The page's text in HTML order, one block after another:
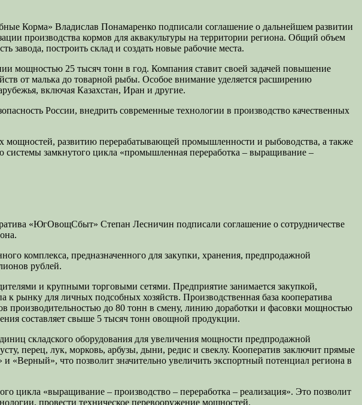
Корма» Владислав Понамаренко подписали соглашение о дальнейшем развитии
производства кормов для аквакультуры на территории региона. Общий объем
завода, построить склад и создать новые рабочие места.
мощностью 25 тысяч тонн в год. Компания ставит своей задачей повышение
от малька до товарной рыбы. Особое внимание уделяется расширению
включая Казахстан, Иран и другие.
России, внедрить современные технологии в производство качественных
развитию перерабатывающей промышленности и рыбоводства, а также
замкнутого цикла «промышленная переработка – выращивание –
«ЮгОвощСбыт» Степан Лесничин подписали соглашение о сотрудничестве
комплекса, предназначенного для закупки, хранения, предпродажной
рублей.
и крупными торговыми сетями. Предприятие занимается закупкой,
рынку для личных подсобных хозяйств. Производственная база кооператива
производительностью до 80 тонн в смену, линию доработки и фасовки мощностью
составляет свыше 5 тысяч тонн овощной продукции.
складского оборудования для увеличения мощности предпродажной
перец, лук, морковь, арбузы, дыни, редис и свеклу. Кооператив заключит прямые
что позволит значительно увеличить экспортный потенциал региона в
цикла «выращивание – производство – переработка – реализация». Это позволит
провести техническое перевооружение мощностей.